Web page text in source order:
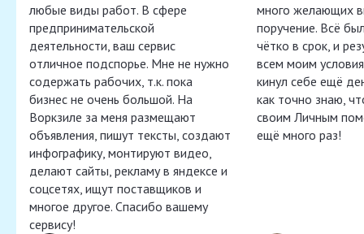
любые виды работ. В сфере
предпринимательской
деятельности, ваш сервис
отличное подспорье. Мне не нужно
содержать рабочих, т.к. пока
бизнес не очень большой. На
Воркзиле за меня размещают
объявления, пишут тексты, создают
инфографику, монтируют видео,
делают сайты, рекламу в яндексе и
соцсетях, ищут поставщиков и
многое другое. Спасибо вашему
сервису!
много желающих
поручение. Всё
чётко в срок, и
всем моим
кинул себе ещё
как точно знаю,
своим Личным
ещё много раз!